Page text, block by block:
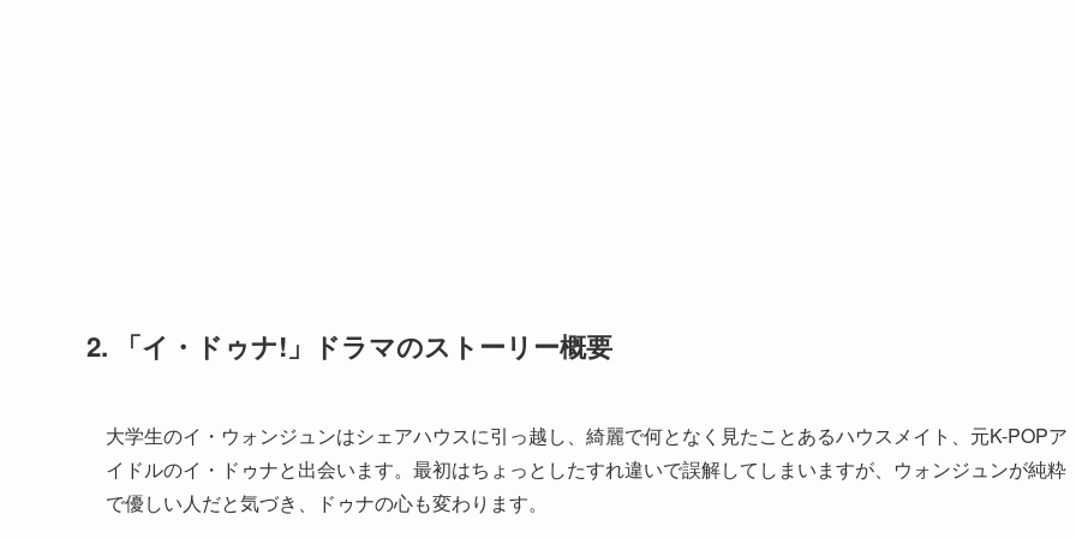
2. 「イ・ドゥナ!」ドラマのストーリー概要
大学生のイ・ウォンジュンはシェアハウスに引っ越し、綺麗で何となく見たことあるハウスメイト、元K-POPア
イドルのイ・ドゥナと出会います。最初はちょっとしたすれ違いで誤解してしまいますが、ウォンジュンが純粋
で優しい人だと気づき、ドゥナの心も変わります。